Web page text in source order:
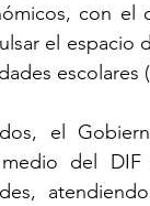
con el
el espacio
escolares
el
del DIF